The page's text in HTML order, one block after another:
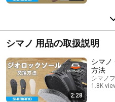
シマノ 用品の取扱説明
2:28
シマノ
方法
シマノ
1.8K